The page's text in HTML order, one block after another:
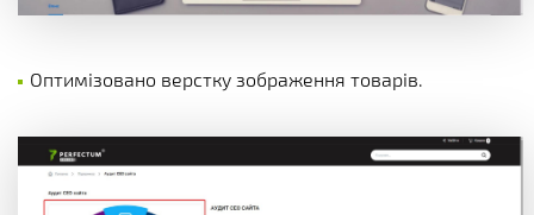
Оптимізовано верстку зображення товарів.